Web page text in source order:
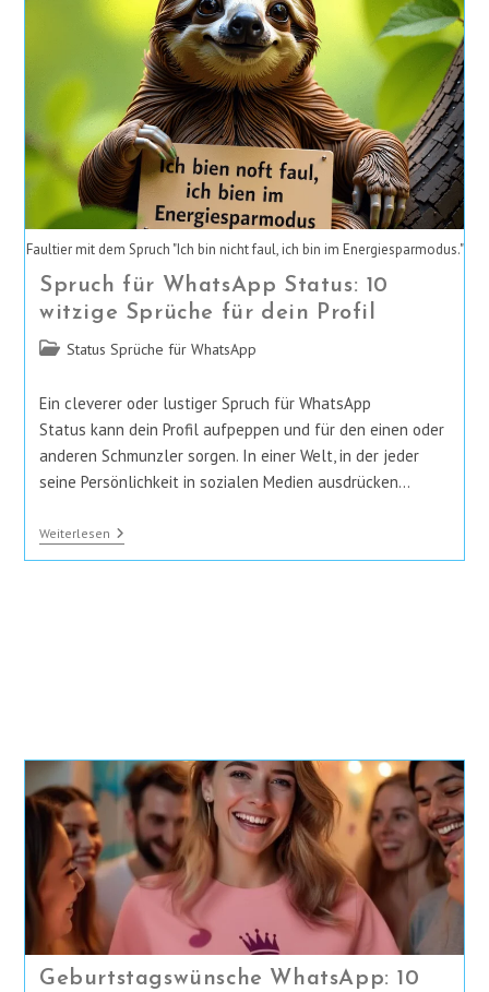
Jeden
Anlass
Faultier mit dem Spruch "Ich bin nicht faul, ich bin im Energiesparmodus."
Spruch für WhatsApp Status: 10
witzige Sprüche für dein Profil
Beitrags-Status Sprüche für WhatsApp
Ein cleverer oder lustiger Spruch für WhatsApp
Status kann dein Profil aufpeppen und für den einen oder
anderen Schmunzler sorgen. In einer Welt, in der jeder
seine Persönlichkeit in sozialen Medien ausdrücken…
WeiterlesenSpruch
Für
Geburtstagswünsche WhatsApp: 10